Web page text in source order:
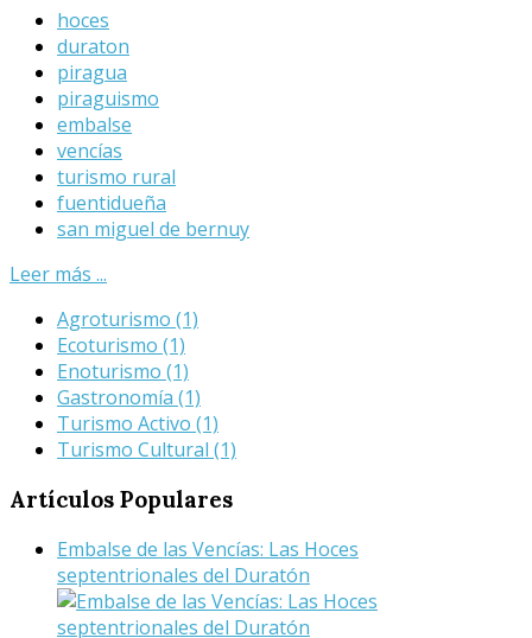
hoces
duraton
piragua
piraguismo
embalse
vencías
turismo rural
fuentidueña
san miguel de bernuy
Leer más ...
Agroturismo (1)
Ecoturismo (1)
Enoturismo (1)
Gastronomía (1)
Turismo Activo (1)
Turismo Cultural (1)
Artículos Populares
Embalse de las Vencías: Las Hoces
septentrionales del Duratón